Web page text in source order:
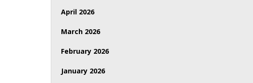
April 2026
March 2026
February 2026
January 2026